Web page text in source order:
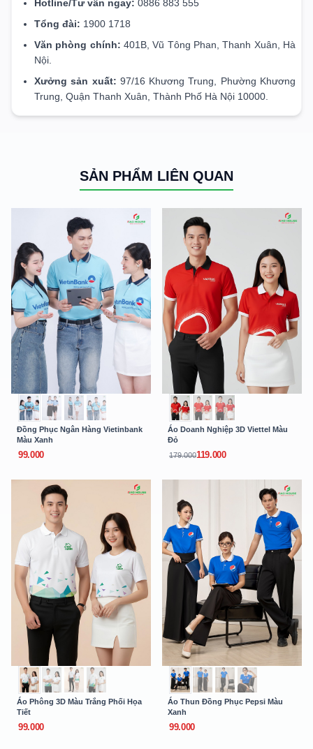
Hotline/Tư vấn ngay: 0886 883 555
Tổng đài: 1900 1718
Văn phòng chính: 401B, Vũ Tông Phan, Thanh Xuân, Hà
Nội.
Xưởng sản xuất: 97/16 Khương Trung, Phường Khương
Trung, Quận Thanh Xuân, Thành Phố Hà Nội 10000.
SẢN PHẨM LIÊN QUAN
Đồng Phục Ngân Hàng Vietinbank
Màu Xanh
99.000
Áo Doanh Nghiệp 3D Viettel Màu
Đỏ
179.000119.000
Áo Phông 3D Màu Trắng Phối Họa
Tiết
99.000
Áo Thun Đồng Phục Pepsi Màu
Xanh
99.000